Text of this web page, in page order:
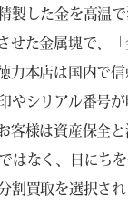
製した金を高温
せた金属塊で、「
力本店は国内で
やシリアル番号
客様は資産保全
はなく、日にち
割買取を選択さ